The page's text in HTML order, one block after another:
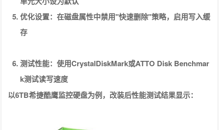
优化设置：在磁盘属性中禁用"快速删除"策略，启用写入缓
存
测试性能：使用CrystalDiskMark或ATTO Disk Benchmar
k测试读写速度
以6TB希捷酷鹰监控硬盘为例，改装后性能测试结果显示：